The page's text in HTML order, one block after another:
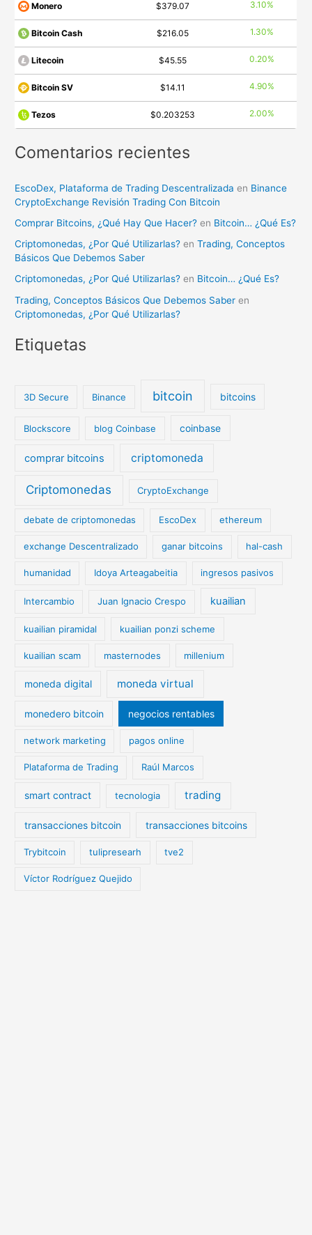
Monero $379.07 3.10%
Bitcoin Cash $216.05 1.30%
Litecoin $45.55 0.20%
Bitcoin SV $14.11 4.90%
Tezos $0.203253 2.00%
Comentarios recientes
EscoDex, Plataforma de Trading Descentralizada en Binance
CryptoExchange Revisión Trading Con Bitcoin
Comprar Bitcoins, ¿Qué Hay Que Hacer? en Bitcoin… ¿Qué Es?
Criptomonedas, ¿Por Qué Utilizarlas? enTrading, Conceptos
Básicos Que Debemos Saber
Criptomonedas, ¿Por Qué Utilizarlas? en Bitcoin… ¿Qué Es?
Trading, Conceptos Básicos Que Debemos Saber en
Criptomonedas, ¿Por Qué Utilizarlas?
Etiquetas
3D Secure Binance bitcoin bitcoins
Blockscore blog Coinbase coinbase
comprar bitcoins criptomoneda
Criptomonedas CryptoExchange
debate de criptomonedas EscoDex ethereum
exchange Descentralizado ganar bitcoins hal-cash
humanidad Idoya Arteagabeitia ingresos pasivos
Intercambio Juan Ignacio Crespo kuailian
kuailian piramidal kuailian ponzi scheme
kuailian scam masternodes millenium
moneda digital moneda virtual
monedero bitcoin negocios rentables
network marketing pagos online
Plataforma de Trading Raúl Marcos
smart contract tecnologia trading
transacciones bitcoin transacciones bitcoins
Trybitcoin tulipresearh tve2
Víctor Rodríguez Quejido